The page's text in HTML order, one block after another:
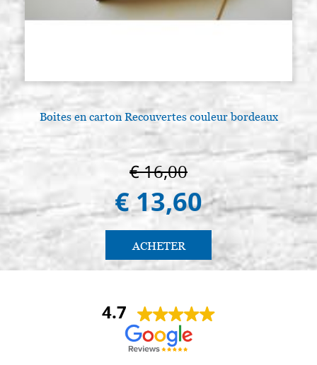
Boites en carton Recouvertes couleur bordeaux
€ 16,00
€ 13,60
ACHETER
4.7